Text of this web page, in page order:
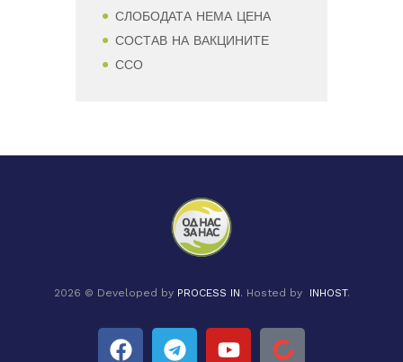
СЛОБОДАТА НЕМА ЦЕНА
СОСТАВ НА ВАКЦИНИТЕ
ССО
2026 © Developed by PROCESS IN. Hosted by INHOST.